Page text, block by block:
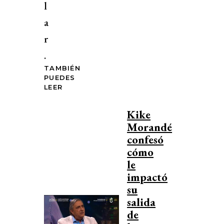
l
a
r
.
TAMBIÉN
PUEDES
LEER
Kike
Morandé
confesó
cómo
le
impactó
su
salida
de